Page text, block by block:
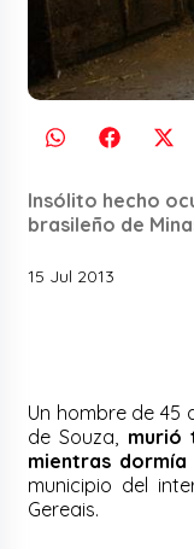
Insólito hecho
brasileño de
15 Jul 2013
Un hombre de 45
de Souza, murió
mientras dormía
municipio del
Gereais.